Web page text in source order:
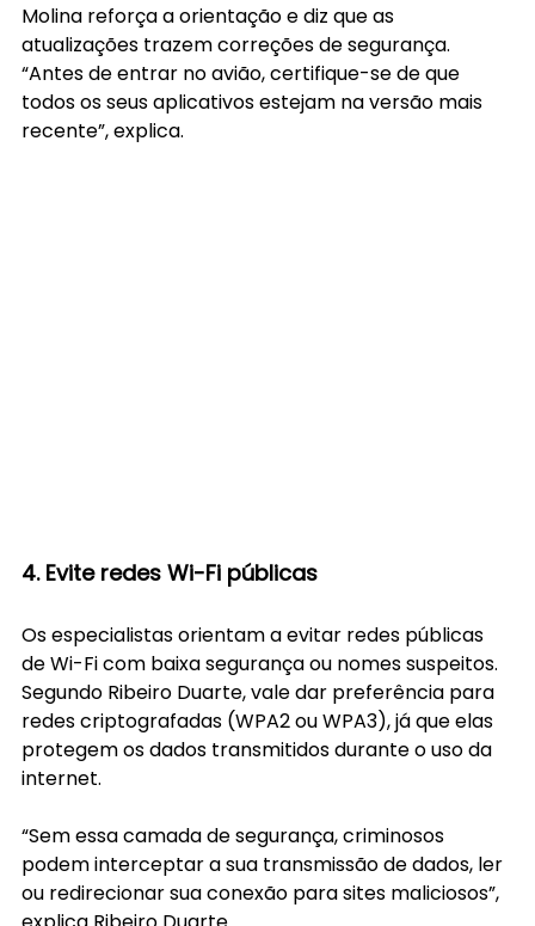
Molina reforça a orientação e diz que as
atualizações trazem correções de segurança.
“Antes de entrar no avião, certifique-se de que
todos os seus aplicativos estejam na versão mais
recente”, explica.
4. Evite redes Wi-Fi públicas
Os especialistas orientam a evitar redes públicas
de Wi-Fi com baixa segurança ou nomes suspeitos.
Segundo Ribeiro Duarte, vale dar preferência para
redes criptografadas (WPA2 ou WPA3), já que elas
protegem os dados transmitidos durante o uso da
internet.
“Sem essa camada de segurança, criminosos
podem interceptar a sua transmissão de dados, ler
ou redirecionar sua conexão para sites maliciosos”,